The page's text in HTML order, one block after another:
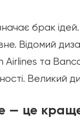
брак
Відомий
Airlines та
Великий
— це